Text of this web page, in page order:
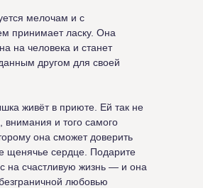
мелочам и с
принимает ласку. Она
на человека и станет
другом для своей
живёт в приюте. Ей так не
внимания и того самого
она сможет доверить
щенячье сердце. Подарите
на счастливую жизнь — и она
любовью